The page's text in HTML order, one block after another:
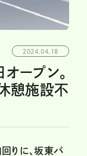
2024.04.18
ープン。
憩施設不
りに、坂東パ